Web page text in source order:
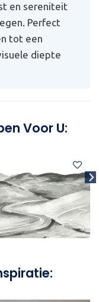
en sereniteit
Perfect
tot een
diepte
Voor U: